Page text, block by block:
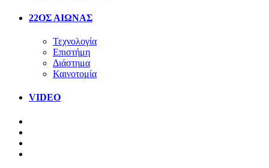
22ΟΣ ΑΙΩΝΑΣ
Τεχνολογία
Επιστήμη
Διάστημα
Καινοτομία
VIDEO